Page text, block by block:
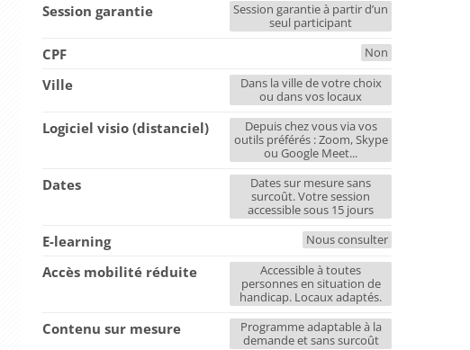
Session garantie
Session garantie à partir d’un
seul participant
CPF Non
Ville
Dans la ville de votre choix
ou dans vos locaux
Logiciel visio (distanciel)
Depuis chez vous via vos
outils préférés : Zoom, Skype
ou Google Meet...
Dates
Dates sur mesure sans
surcoût. Votre session
accessible sous 15 jours
E-learning Nous consulter
Accès mobilité réduite
Accessible à toutes
personnes en situation de
handicap. Locaux adaptés.
Contenu sur mesure
Programme adaptable à la
demande et sans surcoût